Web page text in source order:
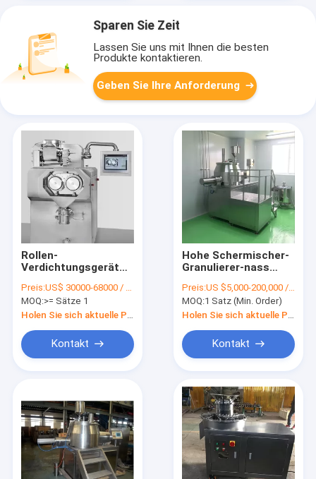
Sparen Sie Zeit
Lassen Sie uns mit Ihnen die besten
Produkte kontaktieren.
Geben Sie Ihre Anforderung
Rollen-
Verdichtungsgerät
trockenes
Granulations-
Maschinen-
100kg/Batch
pharmazeutisch
Preis:US$ 30000-68000 / Piece(FOB Price)
MOQ:>= Sätze 1
Kontakt
Hohe Schermischer-
Granulierer-nass
schneller mischender
Granulierer
Preis:US $5,000-200,000 / Set |
MOQ:1 Satz (Min. Order)
Kontakt